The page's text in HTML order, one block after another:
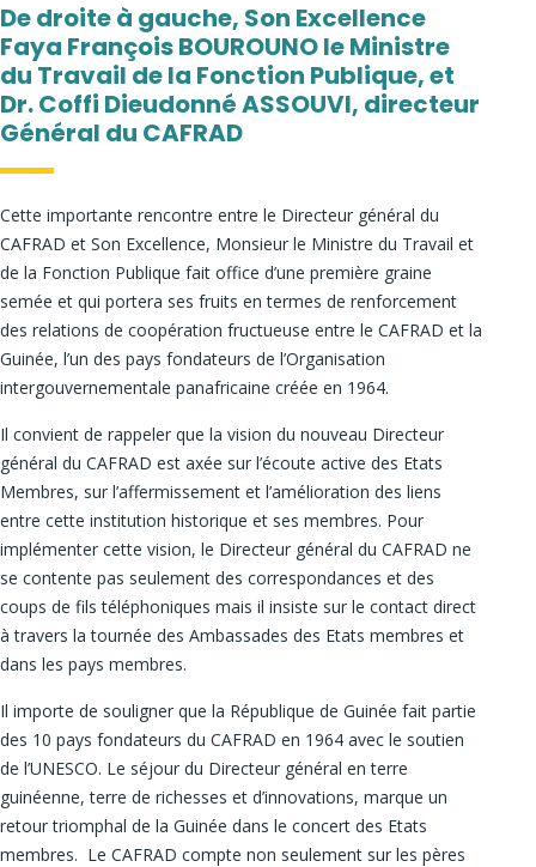
De droite à gauche, Son Excellence
Faya François BOUROUNO le Ministre
du Travail de la Fonction Publique, et
Dr. Coffi Dieudonné ASSOUVI, directeur
Général du CAFRAD
Cette importante rencontre entre le Directeur général du
CAFRAD et Son Excellence, Monsieur le Ministre du Travail et
de la Fonction Publique fait office d’une première graine
semée et qui portera ses fruits en termes de renforcement
des relations de coopération fructueuse entre le CAFRAD et la
Guinée, l’un des pays fondateurs de l’Organisation
intergouvernementale panafricaine créée en 1964.
Il convient de rappeler que la vision du nouveau Directeur
général du CAFRAD est axée sur l’écoute active des Etats
Membres, sur l’affermissement et l’amélioration des liens
entre cette institution historique et ses membres. Pour
implémenter cette vision, le Directeur général du CAFRAD ne
se contente pas seulement des correspondances et des
coups de fils téléphoniques mais il insiste sur le contact direct
à travers la tournée des Ambassades des Etats membres et
dans les pays membres.
Il importe de souligner que la République de Guinée fait partie
des 10 pays fondateurs du CAFRAD en 1964 avec le soutien
de l’UNESCO. Le séjour du Directeur général en terre
guinéenne, terre de richesses et d’innovations, marque un
retour triomphal de la Guinée dans le concert des Etats
membres. Le CAFRAD compte non seulement sur les pères